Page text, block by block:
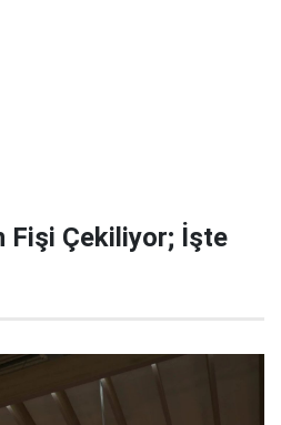
Fişi Çekiliyor; İşte